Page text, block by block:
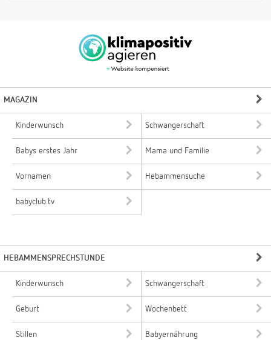
MAGAZIN
Kinderwunsch Schwangerschaft
Babys erstes Jahr Mama und Familie
Vornamen Hebammensuche
babyclub.tv
HEBAMMENSPRECHSTUNDE
Kinderwunsch Schwangerschaft
Geburt Wochenbett
Stillen Babyernährung